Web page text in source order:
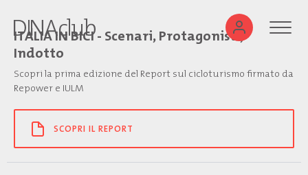
ITALIA IN BICI - Scenari, Protagonisti,
Indotto
Scopri la prima edizione del Report sul cicloturismo firmato da
Repower e IULM
SCOPRI IL REPORT